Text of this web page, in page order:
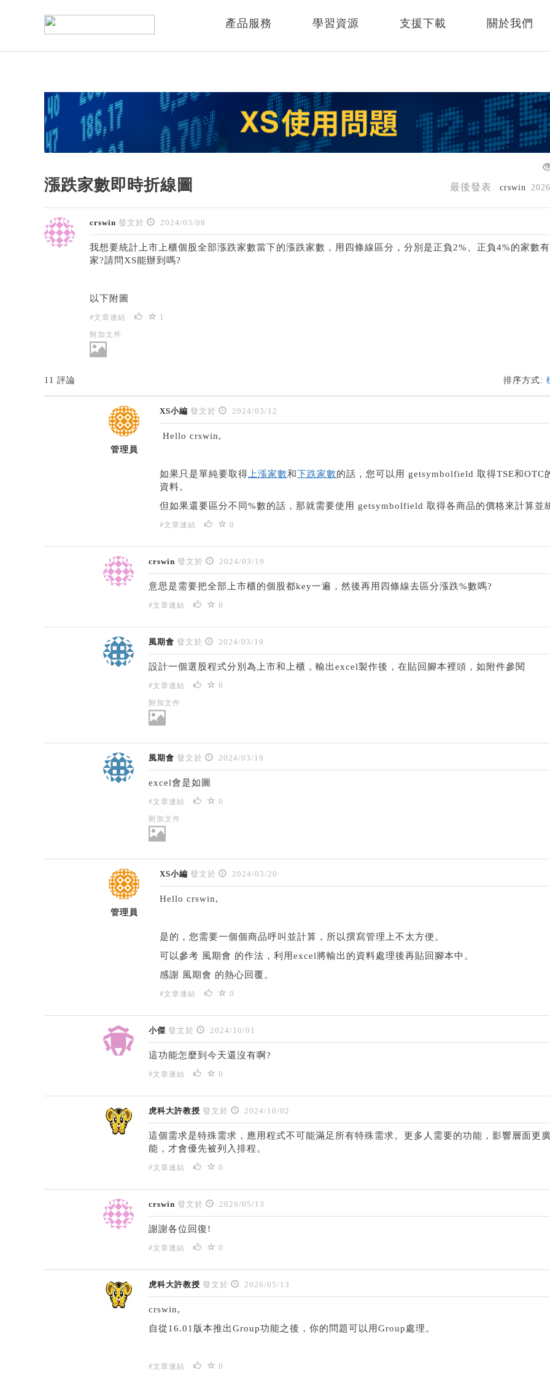
產品服務 學習資源 支援下載 關於我們
漲跌家數即時折線圖 最後發表 crswin
crswin 發文於 2024/03/08
我想要統計上市上櫃個股全部漲跌家數當下的漲跌家數，用四條線區分，分別是正負2%、正負4%的家數
家?請問XS能辦到嗎?
以下附圖
#文章連結 1
附加文件
11 評論 排序方式:
管理員
XS小編 發文於 2024/03/12
Hello crswin,
如果只是單純要取得 上漲家數和下跌家數的話，您可以用 getsymbolfield 取得TSE和OTC
資料。
但如果還要區分不同%數的話，那就需要使用 getsymbolfield 取得各商品的價格來計算並
#文章連結 0
crswin 發文於 2024/03/19
意思是需要把全部上市櫃的個股都key一遍，然後再用四條線去區分漲跌%數嗎?
#文章連結 0
風期會 發文於 2024/03/19
設計一個選股程式分別為上市和上櫃，輸出excel製作後，在貼回腳本裡頭，如附件參閱
#文章連結 0
附加文件
風期會 發文於 2024/03/19
excel會是如圖
#文章連結 0
附加文件
管理員
XS小編 發文於 2024/03/20
Hello crswin,
是的，您需要一個個商品呼叫並計算，所以撰寫管理上不太方便。
可以參考 風期會 的作法，利用excel將輸出的資料處理後再貼回腳本中。
感謝 風期會 的熱心回覆。
#文章連結 0
小傑 發文於 2024/10/01
這功能怎麼到今天還沒有啊?
#文章連結 0
虎科大許教授 發文於 2024/10/02
這個需求是特殊需求，應用程式不可能滿足所有特殊需求。更多人需要的功能，影響層面更
能，才會優先被列入排程。
#文章連結 0
crswin 發文於 2026/05/13
謝謝各位回復!
#文章連結 0
虎科大許教授 發文於 2026/05/13
crswin,
自從16.01版本推出Group功能之後，你的問題可以用Group處理。
#文章連結 0